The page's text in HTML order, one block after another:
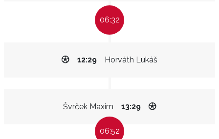
06:32
Horváth Lukáš
12:29
Švrček Maxim 13:29
06:52